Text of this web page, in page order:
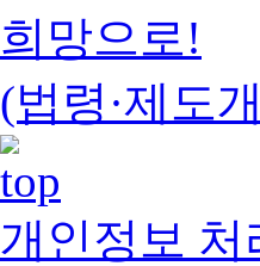
희망으로!
(법령·제도
개인정보 처